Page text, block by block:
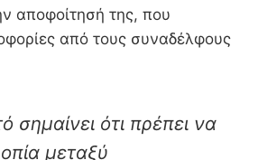
αποφοίτησή της, που
από τους συναδέλφους
σημαίνει ότι πρέπει να
μεταξύ